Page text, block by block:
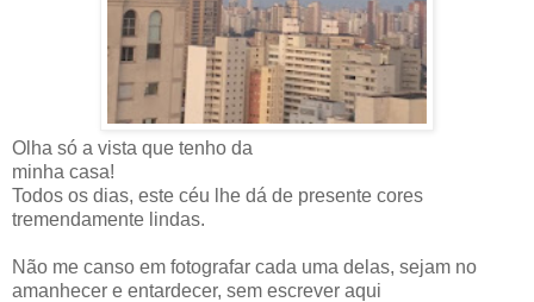
Olha só a vista que tenho da
minha casa!
Todos os dias, este céu lhe dá de presente cores
tremendamente lindas.
Não me canso em fotografar cada uma delas, sejam no
amanhecer e entardecer, sem escrever aqui